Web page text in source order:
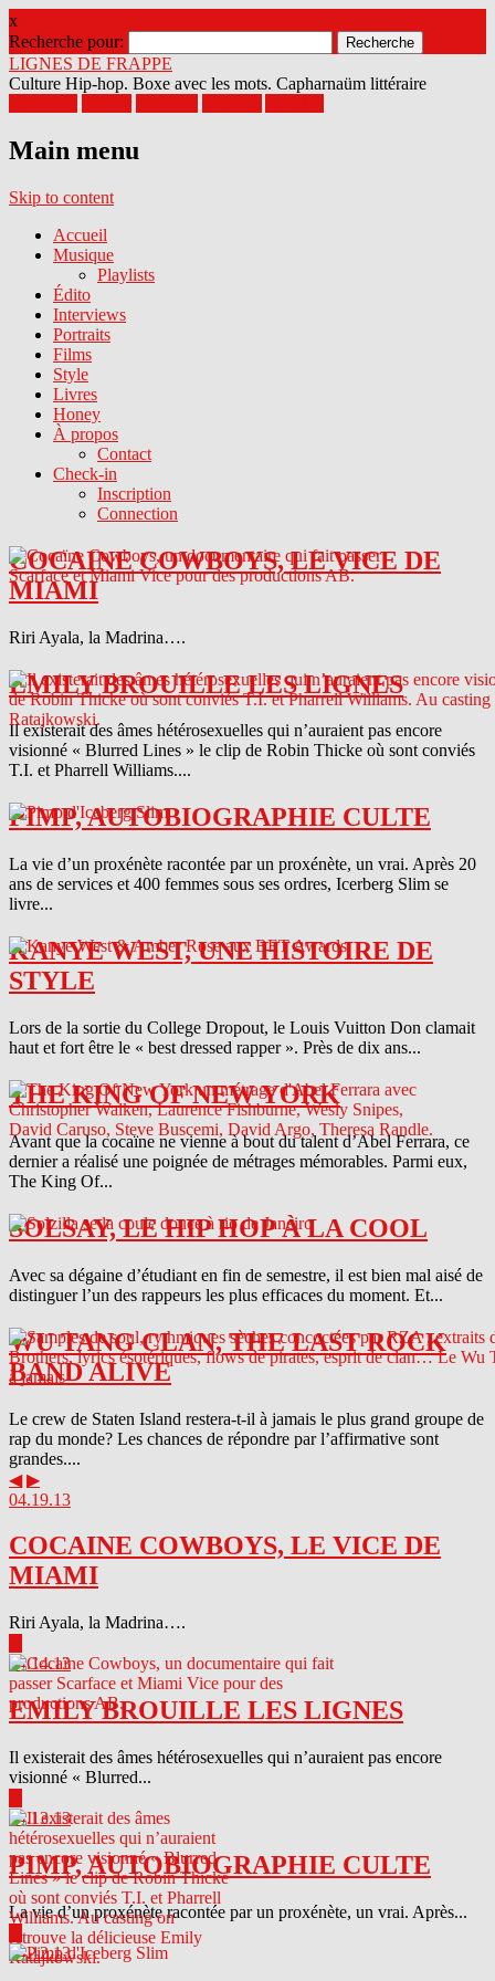
x
Recherche pour:
LIGNES DE FRAPPE
Culture Hip-hop. Boxe avec les mots. Capharnaüm littéraire
Main menu
Skip to content
Accueil
Musique
Playlists
Édito
Interviews
Portraits
Films
Style
Livres
Honey
À propos
Contact
Check-in
Inscription
Connection
COCAINE COWBOYS, LE VICE DE
MIAMI
Riri Ayala, la Madrina….
EMILY BROUILLE LES LIGNES
Il existerait des âmes hétérosexuelles qui n’auraient pas encore
visionné « Blurred Lines » le clip de Robin Thicke où sont conviés
T.I. et Pharrell Williams....
PIMP, AUTOBIOGRAPHIE CULTE
La vie d’un proxénète racontée par un proxénète, un vrai. Après 20
ans de services et 400 femmes sous ses ordres, Icerberg Slim se
livre...
KANYE WEST, UNE HISTOIRE DE
STYLE
Lors de la sortie du College Dropout, le Louis Vuitton Don clamait
haut et fort être le « best dressed rapper ». Près de dix ans...
THE KING OF NEW YORK
Avant que la cocaïne ne vienne à bout du talent d’Abel Ferrara, ce
dernier a réalisé une poignée de métrages mémorables. Parmi eux,
The King Of...
SOLSAY, LE HIP HOP À LA COOL
Avec sa dégaine d’étudiant en fin de semestre, il est bien mal aisé de
distinguer l’un des rappeurs les plus efficaces du moment. Et...
WU TANG CLAN, THE LAST ROCK
BAND ALIVE
Le crew de Staten Island restera-t-il à jamais le plus grand groupe de
rap du monde? Les chances de répondre par l’affirmative sont
grandes....
◀ ▶
04.19.13
COCAINE COWBOYS, LE VICE DE
MIAMI
Riri Ayala, la Madrina….
04.14.13
EMILY BROUILLE LES LIGNES
Il existerait des âmes hétérosexuelles qui n’auraient pas encore
visionné « Blurred...
04.13.13
PIMP, AUTOBIOGRAPHIE CULTE
La vie d’un proxénète racontée par un proxénète, un vrai. Après...
04.12.13